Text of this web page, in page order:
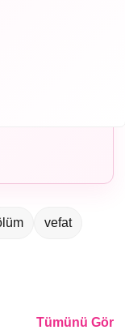
vefat
Tümünü Gör